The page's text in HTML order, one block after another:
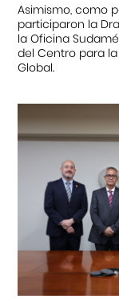
Asimismo, como
participaron la
la Oficina
del Centro para
Global.